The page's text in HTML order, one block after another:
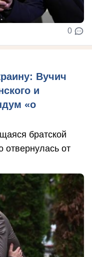
0
Вучич
и
«о
братской
отвернулась от